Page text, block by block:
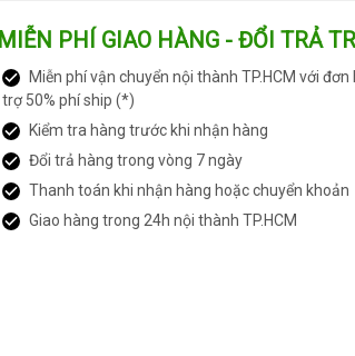
MIỄN PHÍ GIAO HÀNG - ĐỔI TRẢ
Miễn phí vận chuyển nội thành TP.HCM với
trợ 50% phí ship (*)
Kiểm tra hàng trước khi nhận hàng
Đổi trả hàng trong vòng 7 ngày
Thanh toán khi nhận hàng hoặc chuyển khoản
Giao hàng trong 24h nội thành TP.HCM